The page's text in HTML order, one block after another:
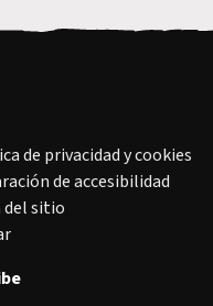
de privacidad y cookies
de accesibilidad
del sitio